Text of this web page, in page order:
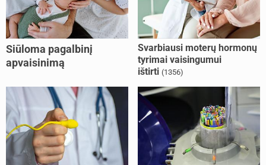
Siūloma pagalbinį
apvaisinimą
nesusituokusiems, ir
vienišoms moterims
(10)
Svarbiausi moterų hormonų
tyrimai vaisingumui
ištirti (1356)